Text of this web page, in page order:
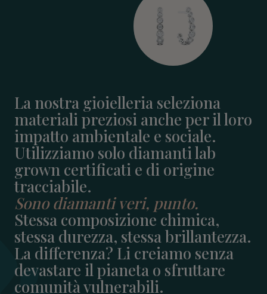
La nostra gioielleria seleziona
materiali preziosi anche per il loro
impatto ambientale e sociale.
Utilizziamo solo diamanti lab
grown certificati e di origine
tracciabile.
Sono diamanti veri, punto.
Stessa composizione chimica,
stessa durezza, stessa brillantezza.
La differenza? Li creiamo senza
devastare il pianeta o sfruttare
comunità vulnerabili.